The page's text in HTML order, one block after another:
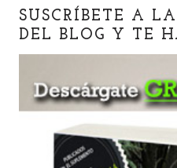
SUSCRÍBETE A
DEL BLOG Y TE